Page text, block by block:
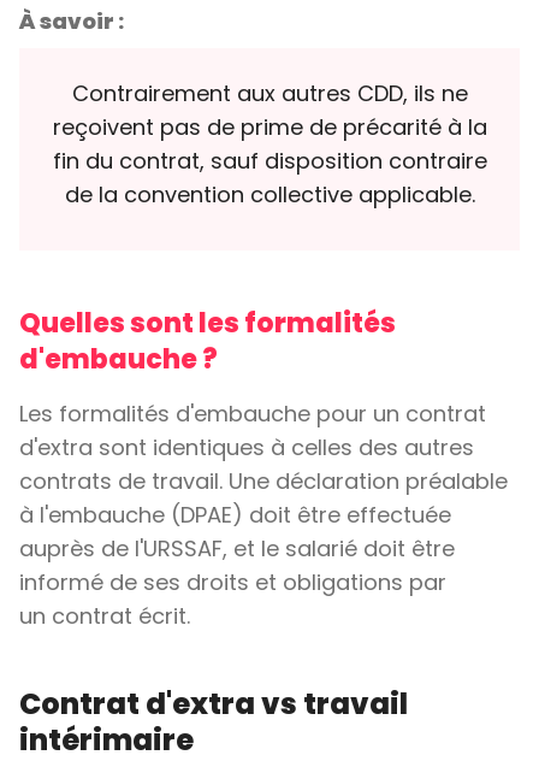
À savoir :
Contrairement aux autres CDD, ils ne
reçoivent pas de prime de précarité à la
fin du contrat, sauf disposition contraire
de la convention collective applicable.
Quelles sont les formalités
d'embauche ?
Les formalités d'embauche pour un contrat
d'extra sont identiques à celles des autres
contrats de travail. Une déclaration préalable
à l'embauche (DPAE) doit être effectuée
auprès de l'URSSAF, et le salarié doit être
informé de ses droits et obligations par
un contrat écrit.
Contrat d'extra vs travail
intérimaire